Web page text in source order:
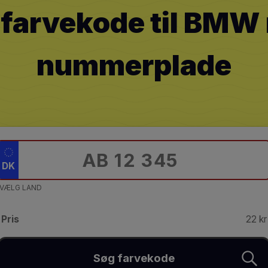
til BMW
nummerplade
DK
LAND
Pris 22 kr
Søg farvekode